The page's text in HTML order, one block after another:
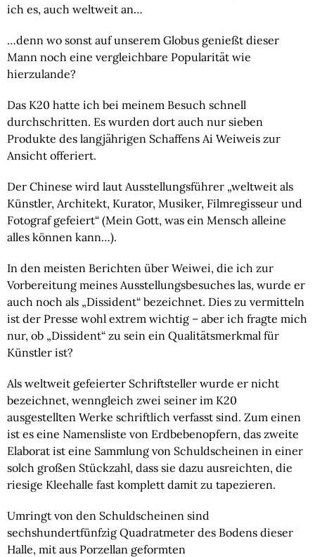
ich es, auch weltweit an…
…denn wo sonst auf unserem Globus genießt dieser
Mann noch eine vergleichbare Popularität wie
hierzulande?
Das K20 hatte ich bei meinem Besuch schnell
durchschritten. Es wurden dort auch nur sieben
Produkte des langjährigen Schaffens Ai Weiweis zur
Ansicht offeriert.
Der Chinese wird laut Ausstellungsführer „weltweit als
Künstler, Architekt, Kurator, Musiker, Filmregisseur und
Fotograf gefeiert“ (Mein Gott, was ein Mensch alleine
alles können kann…).
In den meisten Berichten über Weiwei, die ich zur
Vorbereitung meines Ausstellungsbesuches las, wurde er
auch noch als „Dissident“ bezeichnet. Dies zu vermitteln
ist der Presse wohl extrem wichtig – aber ich fragte mich
nur, ob „Dissident“ zu sein ein Qualitätsmerkmal für
Künstler ist?
Als weltweit gefeierter Schriftsteller wurde er nicht
bezeichnet, wenngleich zwei seiner im K20
ausgestellten Werke schriftlich verfasst sind. Zum einen
ist es eine Namensliste von Erdbebenopfern, das zweite
Elaborat ist eine Sammlung von Schuldscheinen in einer
solch großen Stückzahl, dass sie dazu ausreichten, die
riesige Kleehalle fast komplett damit zu tapezieren.
Umringt von den Schuldscheinen sind
sechshundertfünfzig Quadratmeter des Bodens dieser
Halle, mit aus Porzellan geformten